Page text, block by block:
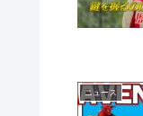
ニュース